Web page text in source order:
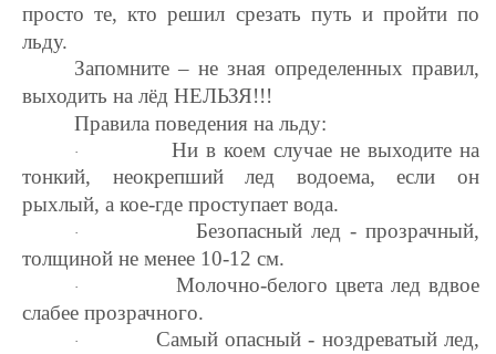
просто те, кто решил срезать путь и пройти по
льду.
Запомните – не зная определенных правил,
выходить на лёд НЕЛЬЗЯ!!!
Правила поведения на льду:
·
Ни в коем случае не выходите на
тонкий, неокрепший лед водоема, если он
рыхлый, а кое-где проступает вода.
·
Безопасный лед - прозрачный,
толщиной не менее 10-12 см.
·
Молочно-белого цвета лед вдвое
слабее прозрачного.
·
Самый опасный - ноздреватый лед,